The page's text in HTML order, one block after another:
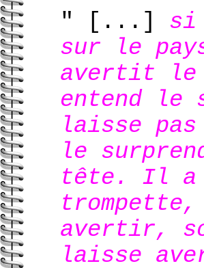
" [...] si
sur le
avertit le
entend le
laisse
le
tête. Il a
avertir,
laisse